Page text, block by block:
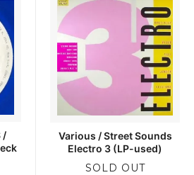
/
Various / Street Sounds
Electro 3 (LP-used)
SOLD OUT